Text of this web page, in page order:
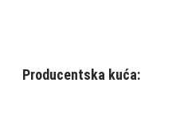
Producentska kuća: